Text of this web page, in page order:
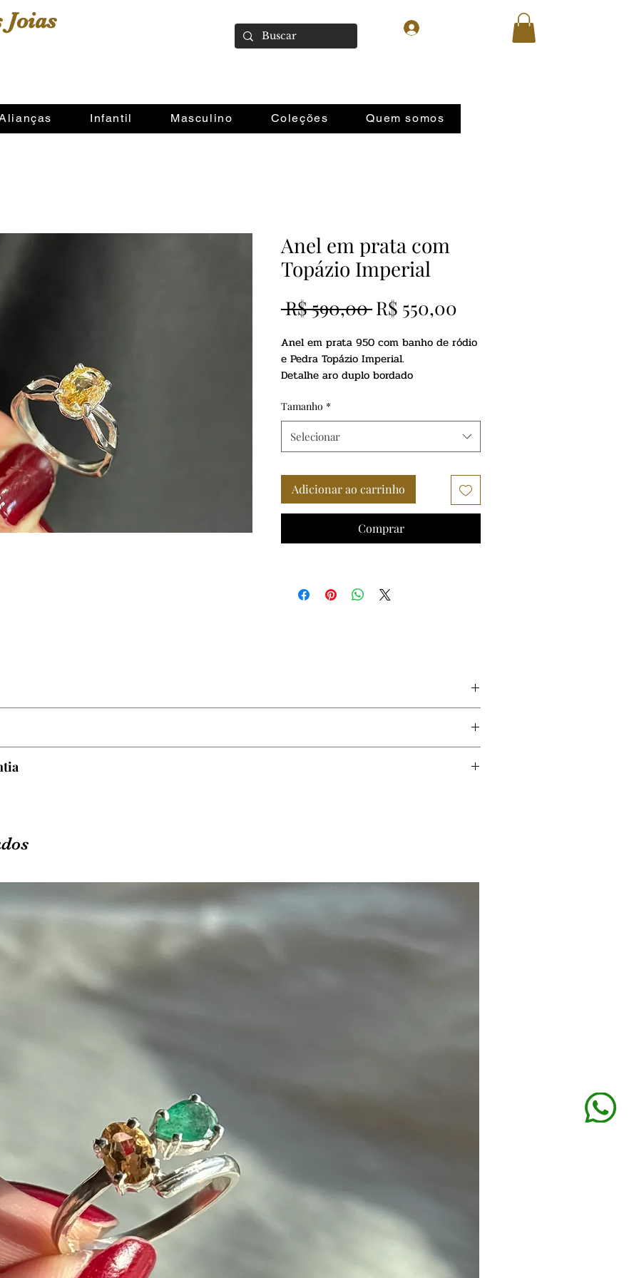
Infantil Masculino Coleções Quem somos
Anel em prata com
Topázio Imperial
R$ 590,00 Preço
R$ 550,00
promocional
Anel em prata 950 com banho de ródio
e Pedra Topázio Imperial.
Detalhe aro duplo bordado
Tamanho *
Selecionar
Adicionar ao carrinho
Comprar
de numeração ou troca por defeito de fabricação.